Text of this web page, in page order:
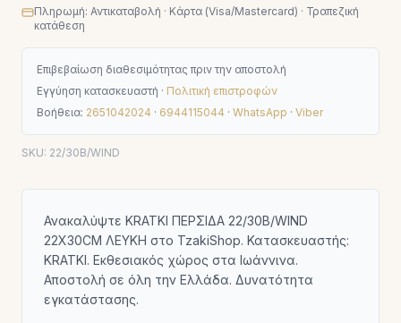
Πληρωμή: Αντικαταβολή · Κάρτα (Visa/Mastercard) · Τραπεζική
κατάθεση
Επιβεβαίωση διαθεσιμότητας πριν την αποστολή
Εγγύηση κατασκευαστή · Πολιτική επιστροφών
Βοήθεια: 2651042024 · 6944115044 · WhatsApp · Viber
SKU: 22/30B/WIND
Ανακαλύψτε KRATKI ΠΕΡΣΙΔΑ 22/30B/WIND
22X30CM ΛΕΥΚΗ στο TzakiShop. Κατασκευαστής:
KRATKI. Εκθεσιακός χώρος στα Ιωάννινα.
Αποστολή σε όλη την Ελλάδα. Δυνατότητα
εγκατάστασης.